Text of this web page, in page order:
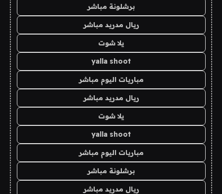
برشلونة مباشر
ريال مدريد مباشر
يلا شوت
yalla shoot
مباريات اليوم مباشر
ريال مدريد مباشر
يلا شوت
yalla shoot
مباريات اليوم مباشر
برشلونة مباشر
ريال مدريد مباشر